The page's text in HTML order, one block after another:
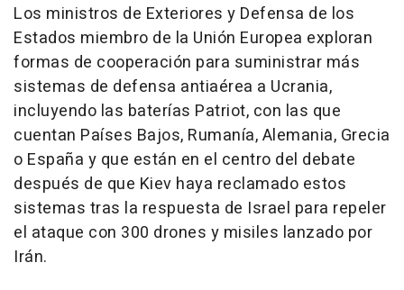
Los ministros de Exteriores y Defensa de los
Estados miembro de la Unión Europea exploran
formas de cooperación para suministrar más
sistemas de defensa antiaérea a Ucrania,
incluyendo las baterías Patriot, con las que
cuentan Países Bajos, Rumanía, Alemania, Grecia
o España y que están en el centro del debate
después de que Kiev haya reclamado estos
sistemas tras la respuesta de Israel para repeler
el ataque con 300 drones y misiles lanzado por
Irán.